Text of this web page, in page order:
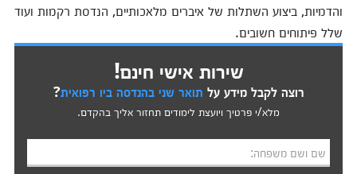
והדמיות, ביצוע השתלות של איברים מלאכותיים, הנדסת רקמות ועוד
שלל פיתוחים חשובים.
שירות אישי חינם!
רוצה לקבל מידע על תואר שני בהנדסה ביו רפואית?
מלא/י פרטיך ויועצת לימודים תחזור אליך בהקדם.
שם ושם משפחה: